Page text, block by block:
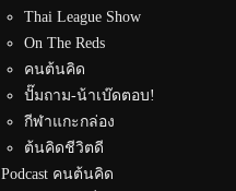
Thai League Show
On The Reds
คนต้นคิด
ปั๊มถาม-น้าเบ๊ดตอบ!
กีฬาแกะกล่อง
ต้นคิดชีวิตดี
Podcast คนต้นคิด